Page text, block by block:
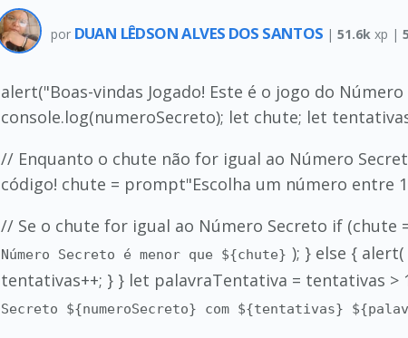
por DUAN LÊDSON ALVES DOS SANTOS |51.6k xp |5
alert("Boas-vindas Jogado! Este é o jogo do
console.log(numeroSecreto); let chute; let
// Enquanto o chute não for igual ao Número
código! chute = prompt"Escolha um número entre 1
// Se o chute for igual ao Número Secreto if (chute
Número Secreto é menor que ${chute} ); } else { alert(
tentativas++; } } let palavraTentativa = tentativas
Secreto ${numeroSecreto} com ${tentativas}